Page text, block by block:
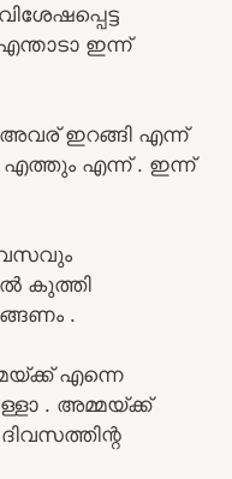
ഇന്ന്
അവര് ഇറങ്ങി എന്ന്
എന്ന് . ഇന്ന്
കുത്തി
.
എന്നെ
. അമ്മയ്ക്ക്